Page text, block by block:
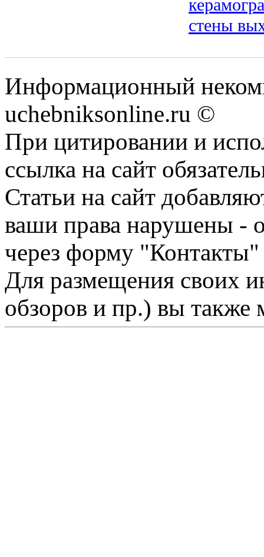
стены
Информационный
uchebniksonline.ru ©
При цитировании и
ссылка на сайт
Статьи на сайт
ваши права нарушены -
через форму "Контакты"
Для размещения своих
обзоров и пр.) вы также